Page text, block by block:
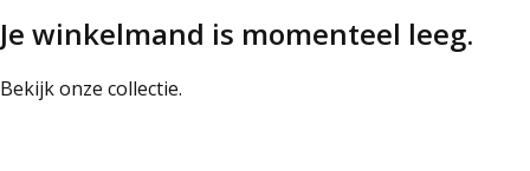
Je winkelmand is momenteel leeg.
Bekijk onze collectie.